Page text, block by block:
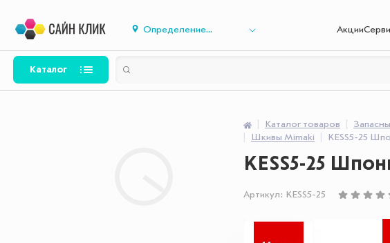
Определение... Акции
Каталог
Каталог товаров
Шкивы Mimaki
KESS5-25
KESS5-25
Артикул: KESS5-25